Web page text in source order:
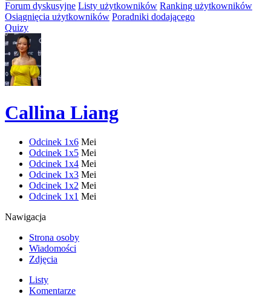
Forum dyskusyjne Listy użytkowników Ranking użytkowników
Osiągnięcia użytkowników Poradniki dodającego
Quizy
Callina Liang
Odcinek 1x6 Mei
Odcinek 1x5 Mei
Odcinek 1x4 Mei
Odcinek 1x3 Mei
Odcinek 1x2 Mei
Odcinek 1x1 Mei
Nawigacja
Strona osoby
Wiadomości
Zdjęcia
Listy
Komentarze